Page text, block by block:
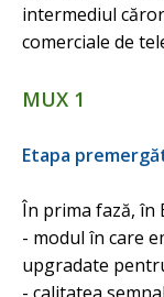
intermediul
comerciale de
MUX 1
Etapa
În prima fază, în
- modul în care
upgradate